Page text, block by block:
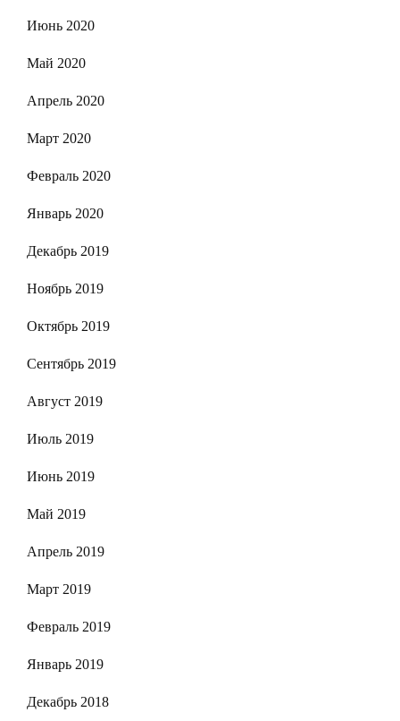
Июнь 2020
Май 2020
Апрель 2020
Март 2020
Февраль 2020
Январь 2020
Декабрь 2019
Ноябрь 2019
Октябрь 2019
Сентябрь 2019
Август 2019
Июль 2019
Июнь 2019
Май 2019
Апрель 2019
Март 2019
Февраль 2019
Январь 2019
Декабрь 2018